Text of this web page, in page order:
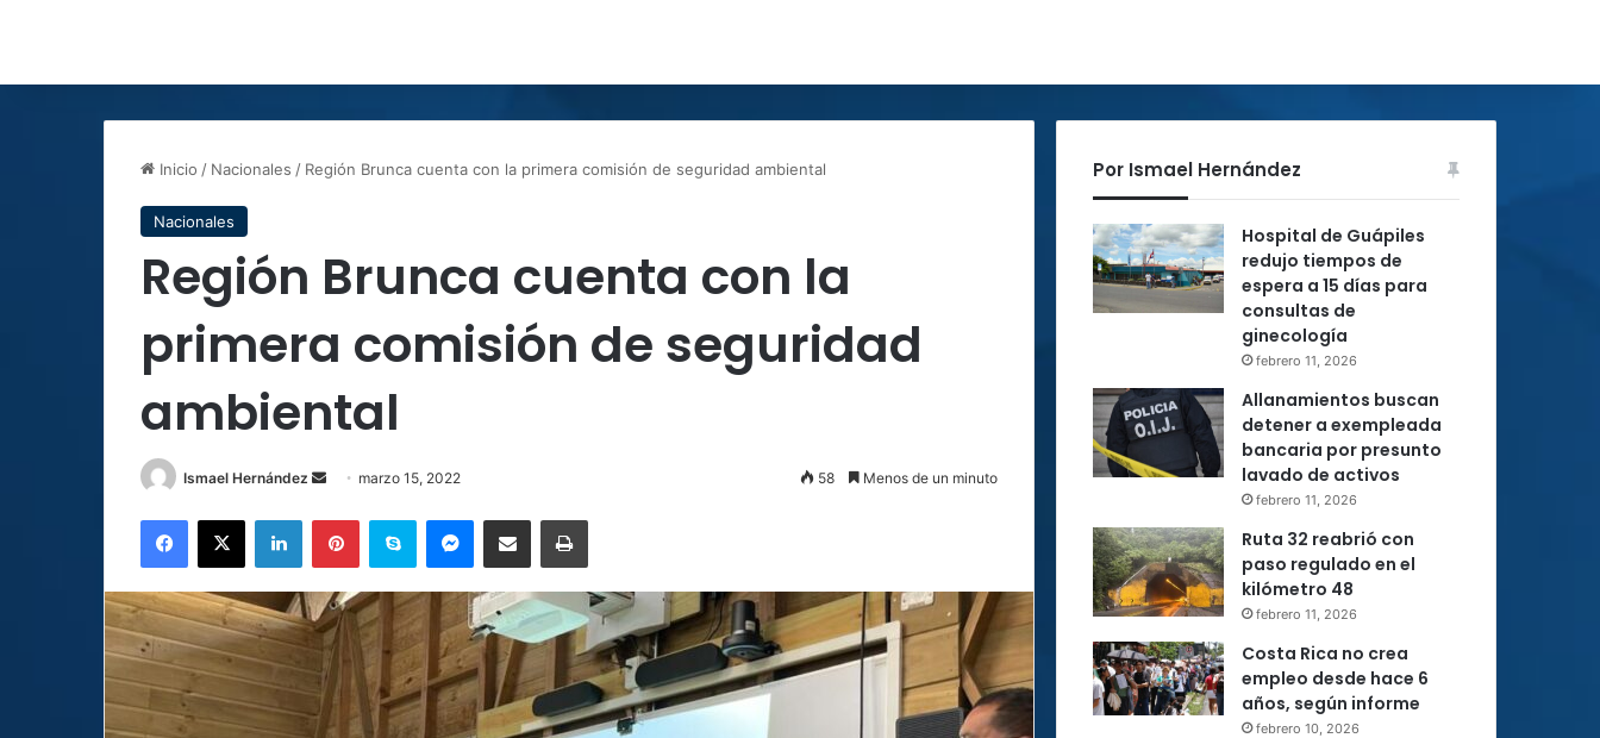
Inicio / Nacionales / Región Brunca cuenta con la primera comisión de seguridad ambiental
Nacionales
Región Brunca cuenta con la
primera comisión de seguridad
ambiental
Ismael Hernández
Send
email
marzo 15, 2022 58 Menos de un minuto
Facebook
X LinkedInPinterestSkype MessengerCompartir por correo electrónicoImprimir
Por Ismael Hernández
Hospital de Guápiles
redujo tiempos de
espera a 15 días para
consultas de
ginecología
febrero 11, 2026
Allanamientos buscan
detener a exempleada
bancaria por presunto
lavado de activos
febrero 11, 2026
Ruta 32 reabrió con
paso regulado en el
kilómetro 48
febrero 11, 2026
Costa Rica no crea
empleo desde hace 6
años, según informe
febrero 10, 2026